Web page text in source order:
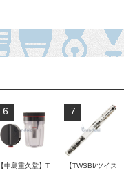
6
【中島重久堂】T
7
【TWSBI/ツイス